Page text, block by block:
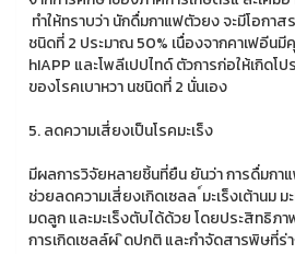
ทำให้ทราบว่า นักดื่มกาแฟตัวยง จะมีโอกาส
ชนิดที่ 2 ประมาณ 50% เนื่องจากคาเฟอี
hIAPP และโพลีเปปไทด์ ตัวการก่อให้เกิดโ
ของโรคเบาหวา นชนิดที่ 2 นั่นเอง
5. ลดความเสี่ยงเป็นโรคมะเร็ง
มีผลการวิจัยหลายชิ้นที่ยืน ยันว่า การดื่มกา
ช่วยลดความเสี่ยงเกิดเซลล ์มะเร็งเต้านม ม
มดลูก และมะเร็งตับได้ด้วย โดยประสิทธิภ
การเกิดเซลล์ผ ิดปกติ และกำจัดสารพิษที่ร่